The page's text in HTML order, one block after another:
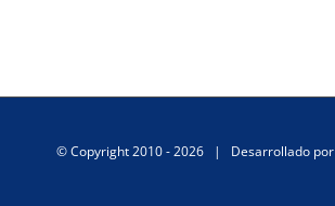
© Copyright 2010 -2026 | Desarrollado por